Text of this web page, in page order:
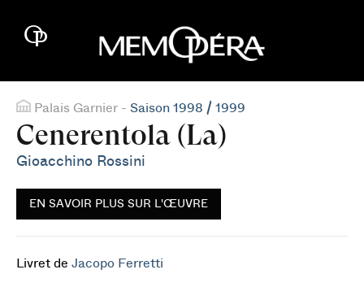
Palais Garnier - Saison 1998 / 1999
Cenerentola (La)
Gioacchino Rossini
EN SAVOIR PLUS SUR L'ŒUVRE
Livret de Jacopo Ferretti